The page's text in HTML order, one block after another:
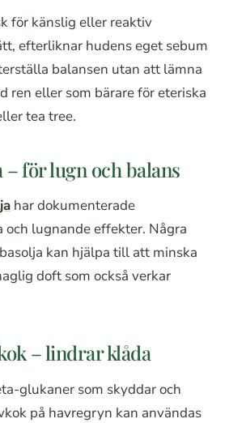
för känslig eller reaktiv
efterliknar hudens eget sebum
balansen utan att lämna
ren eller som bärare för eteriska
tea tree.
– för lugn och balans
har dokumenterade
lugnande effekter. Några
kan hjälpa till att minska
doft som också verkar
– lindrar klåda
glukaner som skyddar och
på havregryn kan användas